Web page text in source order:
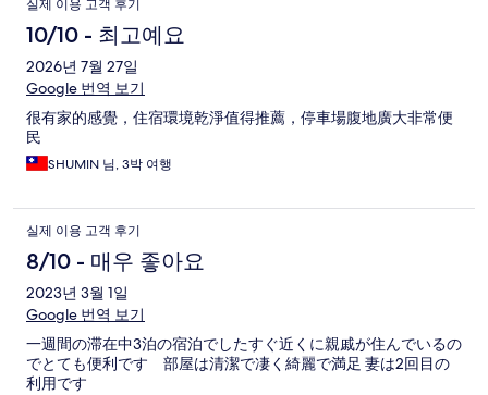
실제 이용 고객 후기
10/10 - 최고예요
2026년 7월 27일
Google 번역 보기
很有家的感覺，住宿環境乾淨值得推薦，停車場腹地廣大非常便
民
SHUMIN 님, 3박 여행
실제 이용 고객 후기
8/10 - 매우 좋아요
2023년 3월 1일
Google 번역 보기
一週間の滞在中3泊の宿泊でしたすぐ近くに親戚が住んでいるの
でとても便利です 部屋は清潔で凄く綺麗で満足 妻は2回目の
利用です